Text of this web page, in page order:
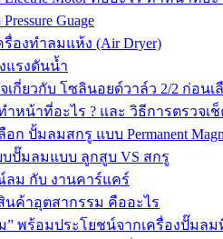
Guage
รื่องทำลมแห้ง (Air Dryer)
แรงดันน้ำ
เกี่ยวกับ โซลินอยด์วาล์ว 2/2 ก่อนเ
ำหน้าที่อะไร ? และ วิธีการตรวจเ
ก ปั้มลมสกรู แบบ Permanent
บปั๊มลมแบบ ลูกสูบ VS สกรู
ม กับ งานคาร์แคร์
นค้าอุตสากรรม คืออะไร
” พร้อมประโยชน์จากเครื่องปั๊มล